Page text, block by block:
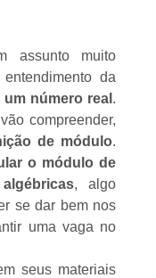
assunto muito
da
número real .
compreender,
de módulo.
o módulo de
, algo
se dar bem nos
uma vaga no
seus materiais